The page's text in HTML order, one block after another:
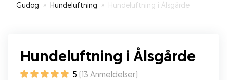
Gudog » Hundeluftning » Hundeluftning i Ålsgårde
Hundeluftning i Ålsgårde
5 (13 Anmeldelser)